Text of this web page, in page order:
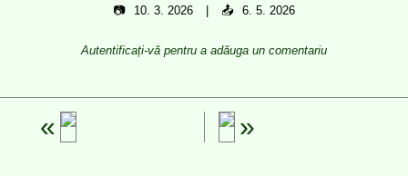
📷 10. 3. 2026 📤 6. 5. 2026
Autentificați-vă pentru a adăuga un comentariu